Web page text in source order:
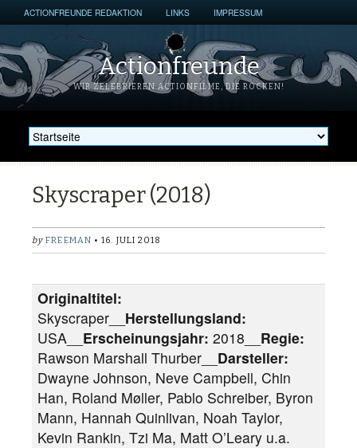
ACTIONFREUNDE REDAKTION LINKS IMPRESSUM
Actionfreunde
WIR ZELEBRIEREN ACTIONFILME, DIE ROCKEN!
Skyscraper (2018)
by FREEMAN • 16. JULI 2018
Originaltitel:
Skyscraper__ Herstellungsland:
USA__ Erscheinungsjahr: 2018__ Regie:
Rawson Marshall Thurber__ Darsteller:
Dwayne Johnson, Neve Campbell, Chin
Han, Roland Møller, Pablo Schreiber, Byron
Mann, Hannah Quinlivan, Noah Taylor,
Kevin Rankin, Tzi Ma, Matt O’Leary u.a.